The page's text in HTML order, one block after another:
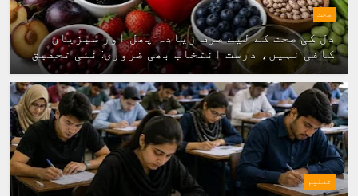
صحت
دل کی صحت کے لیے صرف زیادہ پھل اور سبزیاں
کافی نہیں، درست انتخاب بھی ضروری: نئی تحقیق
تعلیم